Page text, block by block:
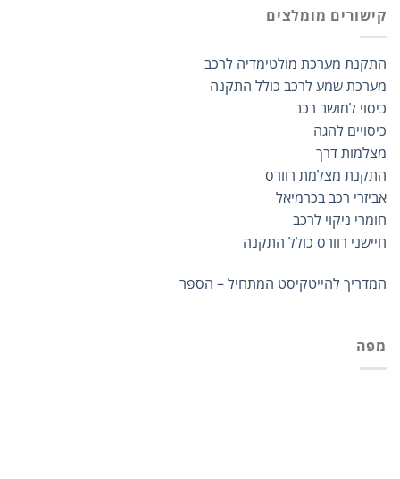
קישורים מומלצים
התקנת מערכת מולטימדיה לרכב
מערכת שמע לרכב כולל התקנה
כיסוי למושב רכב
כיסויים להגה
מצלמות דרך
התקנת מצלמת רוורס
אביזרי רכב בכרמיאל
חומרי ניקוי לרכב
חיישני רוורס כולל התקנה
המדריך להייטקיסט המתחיל – הספר
מפה